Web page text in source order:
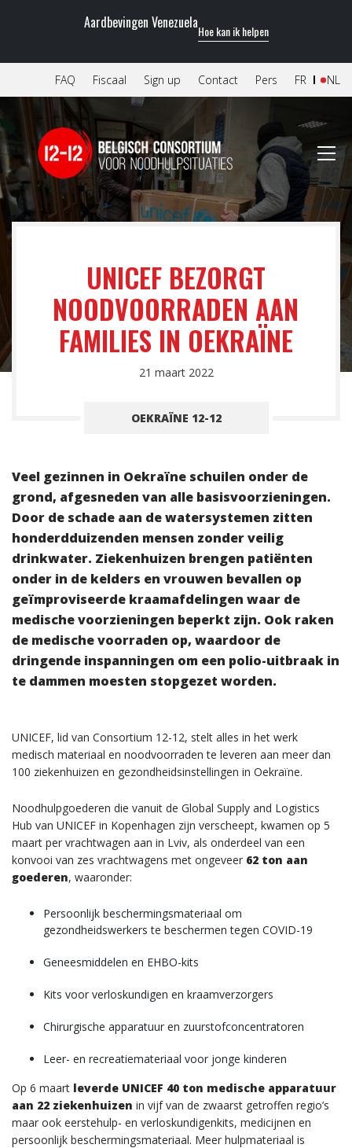
Aardbevingen VenezuelaHoe kan ik helpen
FAQ Fiscaal Sign up Contact Pers NL
FR
UNICEF BEZORGT
NOODVOORRADEN AAN
FAMILIES IN OEKRAÏNE
21 maart 2022
OEKRAÏNE 12-12
Veel gezinnen in Oekraïne schuilen onder de
grond, afgesneden van alle basisvoorzieningen.
Door de schade aan de watersystemen zitten
honderdduizenden mensen zonder veilig
drinkwater. Ziekenhuizen brengen patiënten
onder in de kelders en vrouwen bevallen op
geïmproviseerde kraamafdelingen waar de
medische voorzieningen beperkt zijn. Ook raken
de medische voorraden op, waardoor de
dringende inspanningen om een polio-uitbraak in
te dammen moesten stopgezet worden.
UNICEF, lid van Consortium 12-12, stelt alles in het werk
medisch materiaal en noodvoorraden te leveren aan meer dan
100 ziekenhuizen en gezondheidsinstellingen in Oekraïne.
Noodhulpgoederen die vanuit de Global Supply and Logistics
Hub van UNICEF in Kopenhagen zijn verscheept, kwamen op 5
maart per vrachtwagen aan in Lviv, als onderdeel van een
konvooi van zes vrachtwagens met ongeveer 62 ton aan
goederen, waaronder:
Persoonlijk beschermingsmateriaal om
gezondheidswerkers te beschermen tegen COVID-19
Geneesmiddelen en EHBO-kits
Kits voor verloskundigen en kraamverzorgers
Chirurgische apparatuur en zuurstofconcentratoren
Leer- en recreatiemateriaal voor jonge kinderen
Op 6 maart leverde UNICEF 40 ton medische apparatuur
aan 22 ziekenhuizen in vijf van de zwaarst getroffen regio’s
maar ook eerstehulp- en verloskundigenkits, medicijnen en
persoonlijk beschermingsmateriaal. Meer hulpmateriaal is